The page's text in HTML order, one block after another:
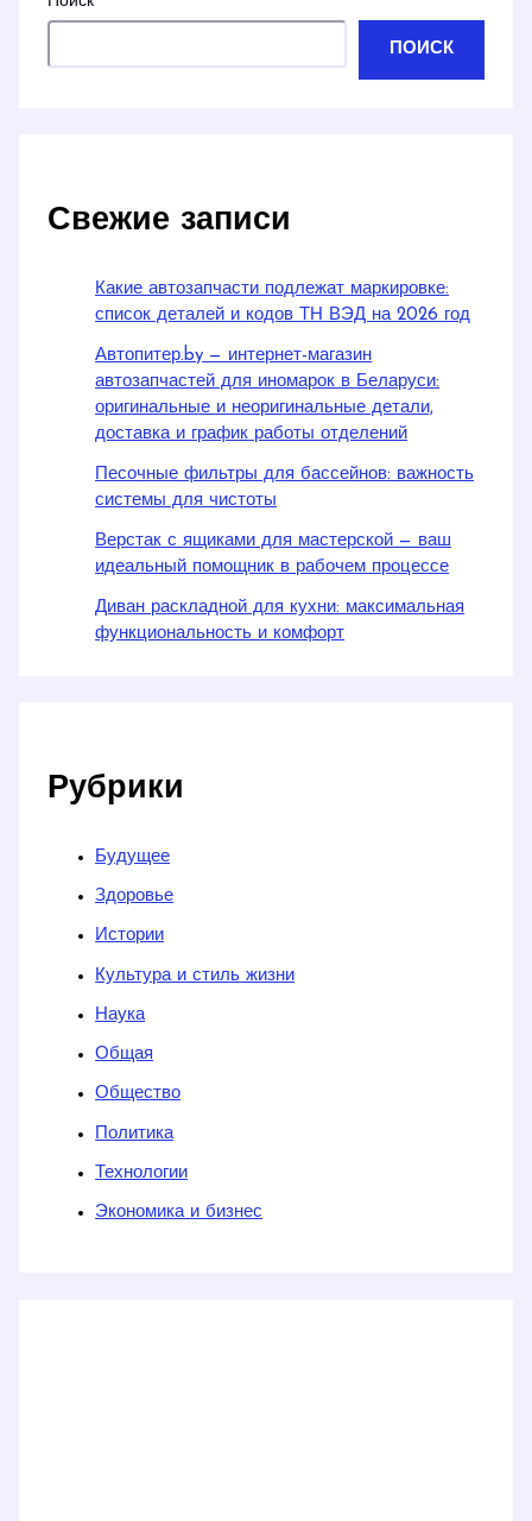
ПОИСК
Свежие записи
Какие автозапчасти подлежат маркировке:
список деталей и кодов ТН ВЭД на 2026 год
Автопитер.by — интернет-магазин
автозапчастей для иномарок в Беларуси:
оригинальные и неоригинальные детали,
доставка и график работы отделений
Песочные фильтры для бассейнов: важность
системы для чистоты
Верстак с ящиками для мастерской — ваш
идеальный помощник в рабочем процессе
Диван раскладной для кухни: максимальная
функциональность и комфорт
Рубрики
Будущее
Здоровье
Истории
Культура и стиль жизни
Наука
Общая
Общество
Политика
Технологии
Экономика и бизнес